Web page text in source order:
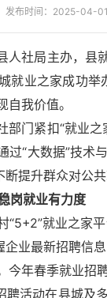
发布时间：2025-04-
人社局主办，县
就业之家成功
我价值。
部门紧扣“就业
“大数据”技术
提升群众对公
岗就业有力度
“5+2”就业之家
企业最新招聘信
今年春季就业招
聘活动在县城